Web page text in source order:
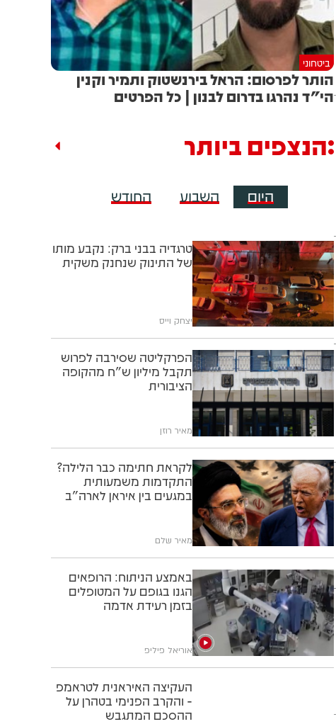
ביטחוני
הותר לפרסום: הראל בירנשטוק ותמיר וקנין
הי"ד נהרגו בדרום לבנון | כל הפרטים
הנצפים ביותר
היום השבוע החודש
טרגדיה בבני ברק: נקבע מותו
של התינוק שנחנק משקית
יצחק וייס
הפרקליטה שסירבה לפרוש
תקבל מיליון ש"ח מהקופה
הציבורית
מאיר רוזן
לקראת חתימה כבר הלילה?
התקדמות משמעותית
במגעים בין איראן לארה"ב
מאיר שלם
באמצע הניתוח: הרופאים
הגנו בגופם על המטופלים
בזמן רעידת אדמה
אוריאל פיליפ
העקיצה האיראנית לטראמפ
- והקרב הפנימי בטהרן על
ההסכם המתגבש